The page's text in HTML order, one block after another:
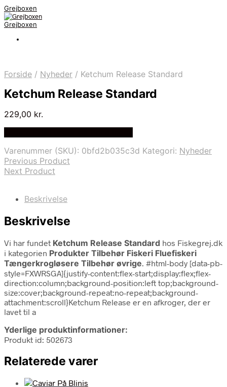
Grejboxen
Grejboxen
Forside / Nyheder / Ketchum Release Standard
Ketchum Release Standard
229,00 kr.
Varenummer (SKU): 0bfd2b035c3d Kategori: Nyheder
Previous Product
Next Product
Beskrivelse
Beskrivelse
Vi har fundet Ketchum Release Standard hos Fiskegrej.dk
i kategorien Produkter Tilbehør Fiskeri Fluefiskeri
Tængerkrogløsere Tilbehør øvrige. #html-body [data-pb-
style=FXWRSGA]{justify-content:flex-start;display:flex;flex-
direction:column;background-position:left top;background-
size:cover;background-repeat:no-repeat;background-
attachment:scroll}Ketchum Release er en afkroger, der er
lavet til a
Yderlige produktinformationer:
Produkt id: 502673
Relaterede varer